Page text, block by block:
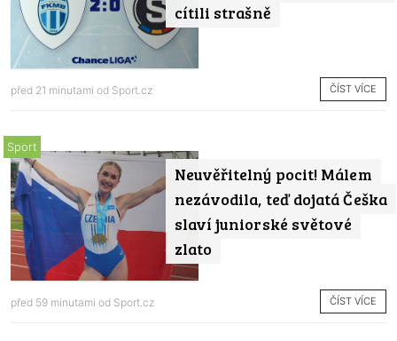
cítili strašně
před 21 minutami od Sport.cz ČÍST VÍCE
Neuvěřitelný pocit! Málem
nezávodila, teď dojatá Češka
slaví juniorské světové
zlato
Sport
před 59 minutami od Sport.cz ČÍST VÍCE